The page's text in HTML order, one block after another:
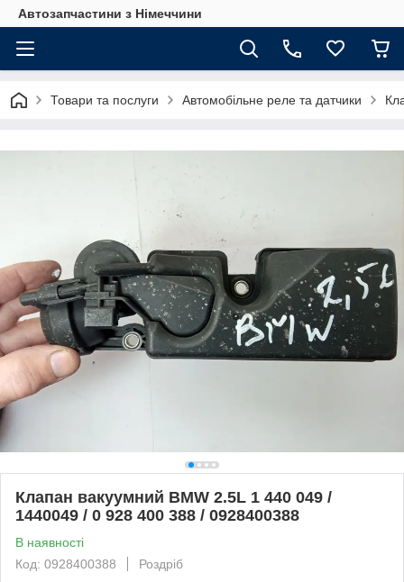
Автозапчастини з Німеччини
Товари та послуги Автомобільне реле та датчики
Клапан вакуумний BMW 2.5L 1 440 049 /
1440049 / 0 928 400 388 / 0928400388
В наявності
Код: 0928400388
Роздріб